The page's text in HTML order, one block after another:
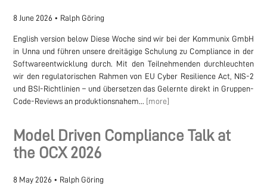
8 June 2026 • Ralph Göring
English version below Diese Woche sind wir bei der Kommunix GmbH
in Unna und führen unsere dreitägige Schulung zu Compliance in der
Softwareentwicklung durch. Mit den Teilnehmenden durchleuchten
wir den regulatorischen Rahmen von EU Cyber Resilience Act, NIS-2
und BSI-Richtlinien – und übersetzen das Gelernte direkt in Gruppen-
Code-Reviews an produktionsnahem... [more]
Model Driven Compliance Talk at
the OCX 2026
8 May 2026 • Ralph Göring